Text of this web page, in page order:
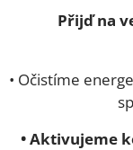
🌟 Přijď na
• Očistíme
• Aktivujeme